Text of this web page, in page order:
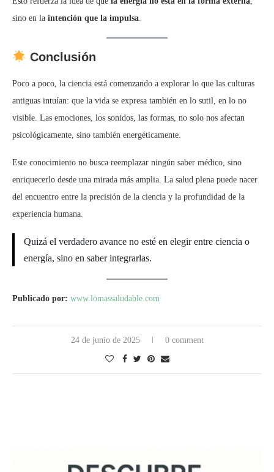
sino en la intención que la impulsa
Conclusión
Poco a poco, la ciencia está comenzando a explorar lo que las culturas
antiguas intuían: que la vida se expresa también en lo sutil, en lo no
visible. Las emociones, los sonidos, las formas, no solo nos afectan
psicológicamente, sino también energéticamente.
Este conocimiento no busca reemplazar ningún saber médico, sino
enriquecerlo desde una mirada más amplia. La salud plena puede nacer
del encuentro entre la precisión de la ciencia y la profundidad de la
experiencia humana.
Quizá el verdadero avance no esté en elegir entre ciencia o
energía, sino en saber integrarlas.
Publicado por: www.lomassaludable.com
24 de junio de 2025 0 comment